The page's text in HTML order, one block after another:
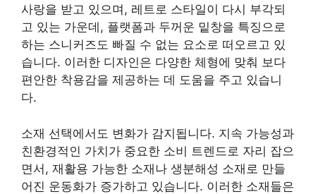
사랑을 받고 있으며, 레트로 스타일이 다시 부각되
고 있는 가운데, 플랫폼과 두꺼운 밑창을 특징으로
하는 스니커즈도 빠질 수 없는 요소로 떠오르고 있
습니다. 이러한 디자인은 다양한 체형에 맞춰 보다
편안한 착용감을 제공하는 데 도움을 주고 있습니
다.
소재 선택에서도 변화가 감지됩니다. 지속 가능성과
친환경적인 가치가 중요한 소비 트렌드로 자리 잡으
면서, 재활용 가능한 소재나 생분해성 소재로 만들
어진 운동화가 증가하고 있습니다. 이러한 소재들은